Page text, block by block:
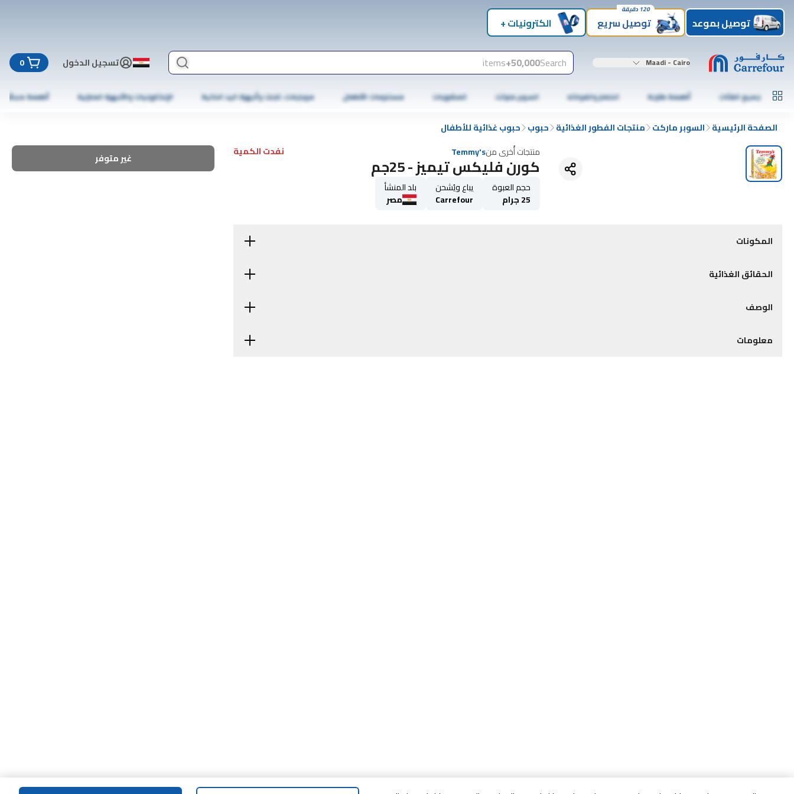
توصيل بموعد توصيل سريع
120 دقيقة
الكترونيات +
Maadi - Cairo
Search
50,000+
items تسجيل الدخول 0
جميع الفئات أطعمة طازجة الخضار والفواكه السوبر ماركت المشروبات مستلزمات الأطفال موبايلات، تابلت وأجهزة اليد الذكية الإلكترونيات والأجهزة المنزلية أطعمة مجمّدة
الصفحة الرئيسية السوبر ماركت منتجات الفطور الغذائية حبوب حبوب غذائية للأطفال
منتجات أُخرى منTemmy's نفدت الكمية
كورن فليكس تيميز - 25جم
حجم العبوة
25 جرام
يباع ويُشحن
Carrefour
بلد المنشأ
مصر
غير متوفر
المكونات
الحقائق الغذائية
الوصف
معلومات